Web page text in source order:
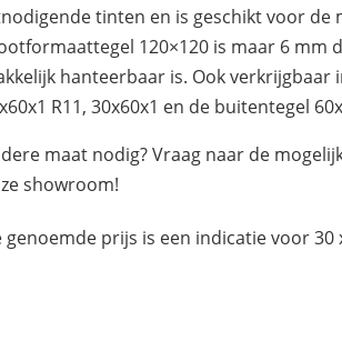
tinten en is geschikt voor de
120×120 is maar 6 mm
hanteerbaar is. Ook verkrijgbaar
R11, 30x60x1 en de buitentegel
maat nodig? Vraag naar de
showroom!
genoemde prijs is een indicatie voor 30